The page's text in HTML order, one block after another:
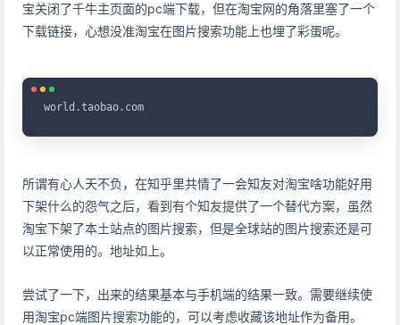
宝关闭了千牛主页面的pc端下载，但在淘宝网的角落里塞了一个
下载链接，心想没准淘宝在图片搜索功能上也埋了彩蛋呢。
world.taobao.com
所谓有心人天不负，在知乎里共情了一会知友对淘宝啥功能好用
下架什么的怨气之后，看到有个知友提供了一个替代方案，虽然
淘宝下架了本土站点的图片搜索，但是全球站的图片搜索还是可
以正常使用的。地址如上。
尝试了一下，出来的结果基本与手机端的结果一致。需要继续使
用淘宝pc端图片搜索功能的，可以考虑收藏该地址作为备用。